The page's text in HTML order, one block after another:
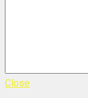
Close